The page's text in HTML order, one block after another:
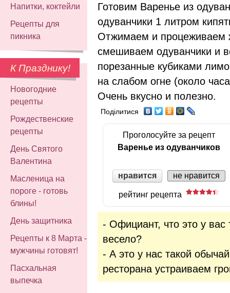
Напитки, коктейли
Рецепты для
пикника
К Празднику!
Новогодние
рецепты
Рождественские
рецепты
День Святого
Валентина
Масленица на
пороге - готовь
блины!
День защитника
Рецепты к 8 Марта -
мужчины готовят!
Пасхальная
выпечка
Готовим Варенье из
одуванчики 1 литром
Отжимаем и процеживаем
смешиваем одуванчики и
порезанные кубиками
на слабом огне (около
Очень вкусно и полезно.
Поділитися
Проголосуйте за рецепт
Варенье из одуванчиков
нравится не нравится
рейтинг рецепта
- Официант, что это у вас
весело?
- А это у нас такой
ресторана устраиваем